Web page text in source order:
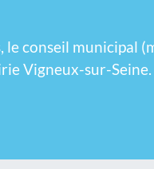
conseil municipal
Vigneux-sur-Seine.